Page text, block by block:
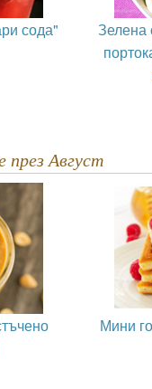
сода"
Зелена
през Август
Мини